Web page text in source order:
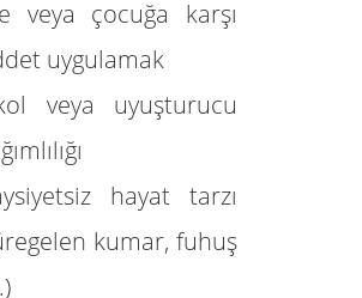
veya çocuğa karşı
uygulamak
veya uyuşturucu
hayat tarzı
kumar, fuhuş